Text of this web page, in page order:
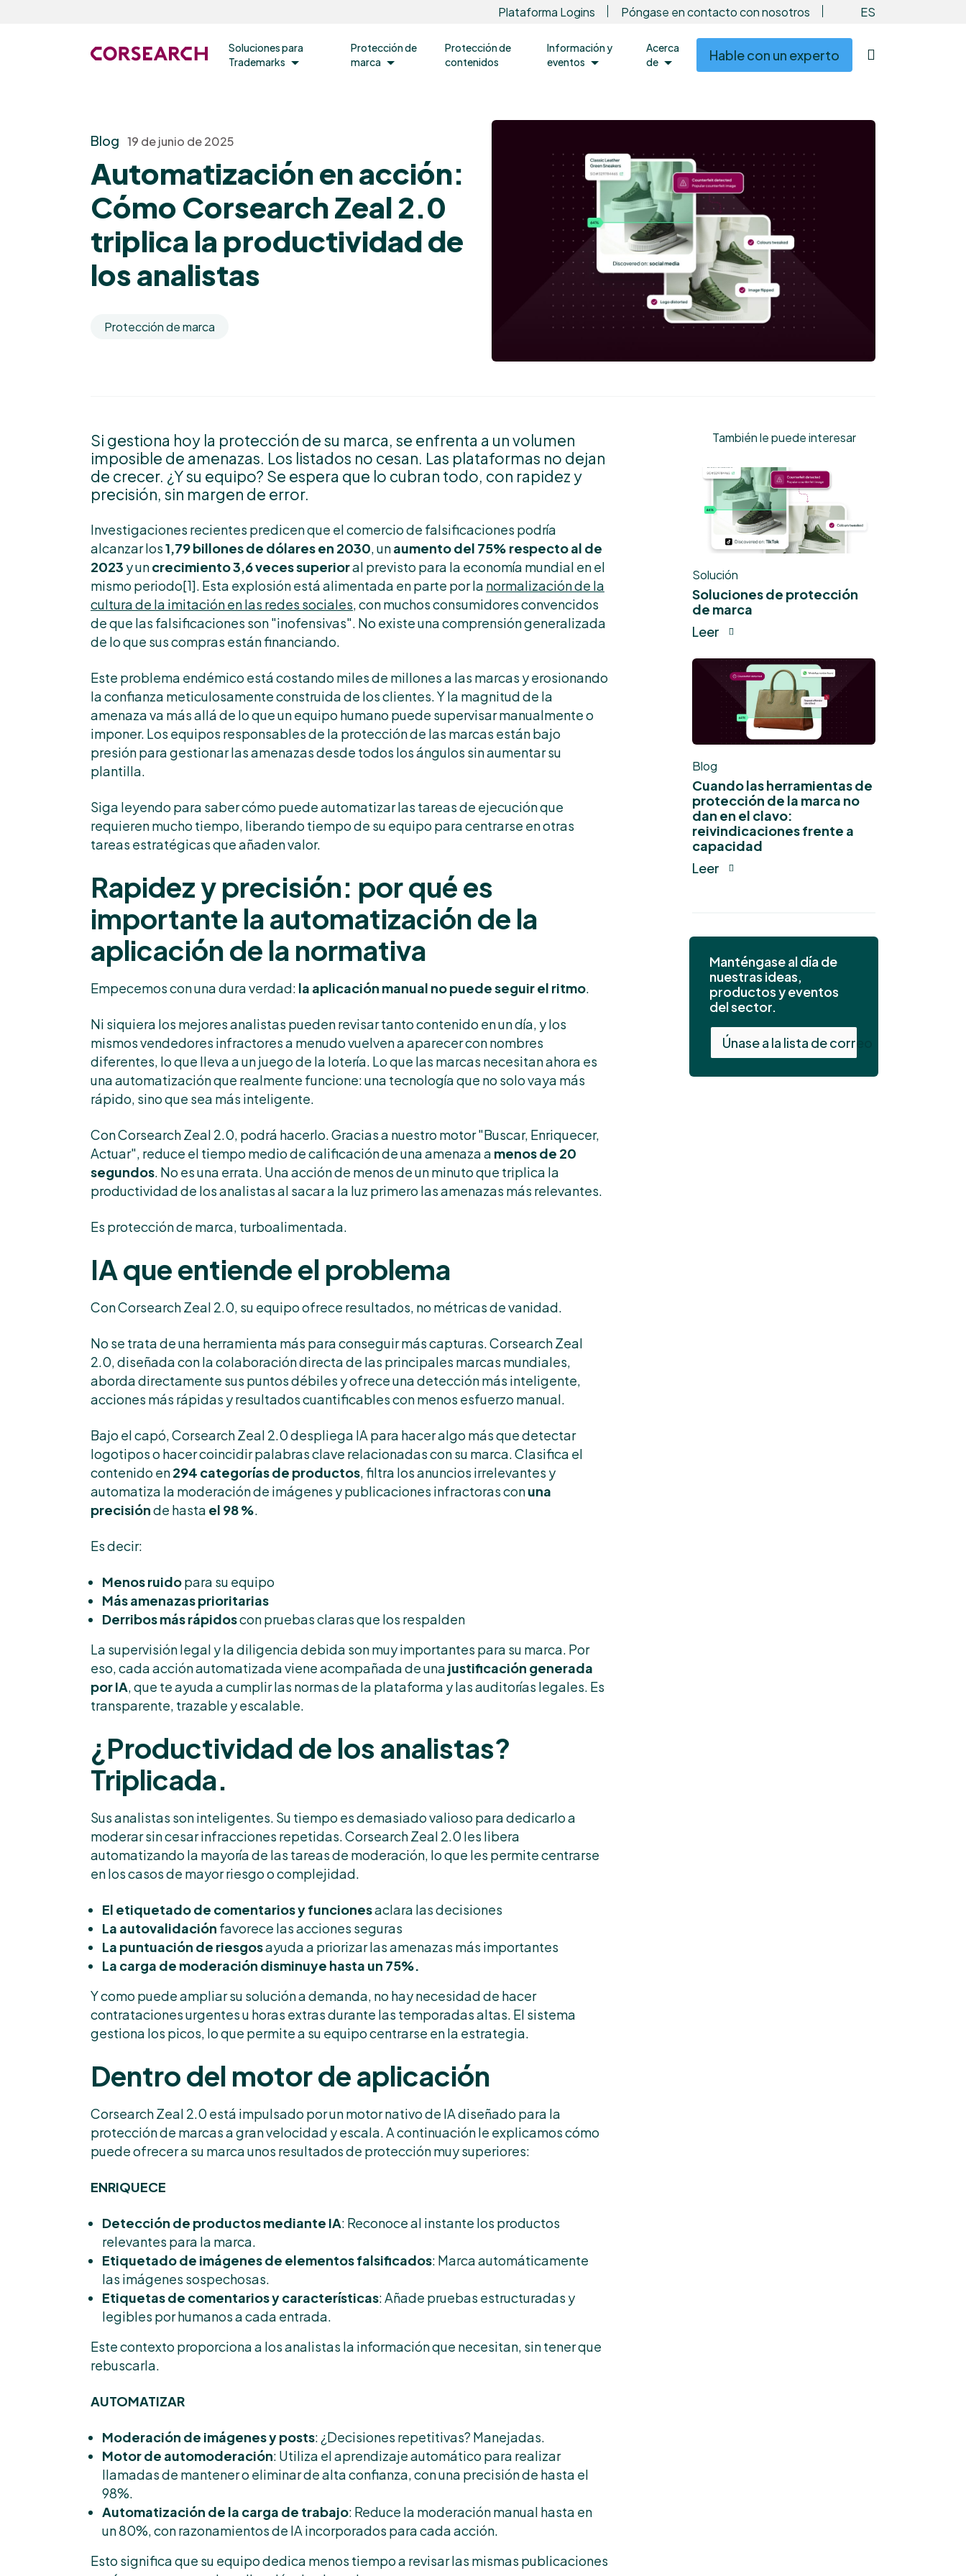
Plataforma Logins Póngase en contacto con nosotros ES
Soluciones para
Trademarks
Protección de
marca
Protección de
contenidos
Información y
eventos
Acerca
de
Hable con un experto
Blog 19 de junio de 2025
Automatización en acción:
Cómo Corsearch Zeal 2.0
triplica la productividad de
los analistas
Protección de marca
Si gestiona hoy la protección de su marca, se enfrenta a un volumen
imposible de amenazas. Los listados no cesan. Las plataformas no dejan
de crecer. ¿Y su equipo? Se espera que lo cubran todo, con rapidez y
precisión, sin margen de error.
Investigaciones recientes predicen que el comercio de falsificaciones podría
alcanzar los1,79 billones de dólares en 2030, unaumento del 75% respecto al de
2023 y uncrecimiento 3,6 veces superioral previsto para la economía mundial en el
mismo periodo[1]. Esta explosión está alimentada en parte por la normalización de la
cultura de la imitación en las redes sociales, con muchos consumidores convencidos
de que las falsificaciones son "inofensivas". No existe una comprensión generalizada
de lo que sus compras están financiando.
Este problema endémico está costando miles de millones a las marcas y erosionando
la confianza meticulosamente construida de los clientes. Y la magnitud de la
amenaza va más allá de lo que un equipo humano puede supervisar manualmente o
imponer. Los equipos responsables de la protección de las marcas están bajo
presión para gestionar las amenazas desde todos los ángulos sin aumentar su
plantilla.
Siga leyendo para saber cómo puede automatizar las tareas de ejecución que
requieren mucho tiempo, liberando tiempo de su equipo para centrarse en otras
tareas estratégicas que añaden valor.
Rapidez y precisión: por qué es
importante la automatización de la
aplicación de la normativa
Empecemos con una dura verdad: la aplicación manual no puede seguir el ritmo.
Ni siquiera los mejores analistas pueden revisar tanto contenido en un día, y los
mismos vendedores infractores a menudo vuelven a aparecer con nombres
diferentes, lo que lleva a un juego de la lotería. Lo que las marcas necesitan ahora es
una automatización que realmente funcione: una tecnología que no solo vaya más
rápido, sino que sea más inteligente.
Con Corsearch Zeal 2.0, podrá hacerlo. Gracias a nuestro motor "Buscar, Enriquecer,
Actuar", reduce el tiempo medio de calificación de una amenaza a menos de 20
segundos. No es una errata. Una acción de menos de un minuto que triplica la
productividad de los analistas al sacar a la luz primero las amenazas más relevantes.
Es protección de marca, turboalimentada.
IA que entiende el problema
Con Corsearch Zeal 2.0, su equipo ofrece resultados, no métricas de vanidad.
No se trata de una herramienta más para conseguir más capturas. Corsearch Zeal
2.0, diseñada con la colaboración directa de las principales marcas mundiales,
aborda directamente sus puntos débiles y ofrece una detección más inteligente,
acciones más rápidas y resultados cuantificables con menos esfuerzo manual.
Bajo el capó, Corsearch Zeal 2.0 despliega IA para hacer algo más que detectar
logotipos o hacer coincidir palabras clave relacionadas con su marca. Clasifica el
contenido en294 categorías de productos, filtra los anuncios irrelevantes y
automatiza la moderación de imágenes y publicaciones infractoras conuna
precisiónde hasta el 98 %.
Es decir:
Menos ruidopara su equipo
Más amenazas prioritarias
Derribos más rápidoscon pruebas claras que los respalden
La supervisión legal y la diligencia debida son muy importantes para su marca. Por
eso, cada acción automatizada viene acompañada de una justificación generada
por IA, que te ayuda a cumplir las normas de la plataforma y las auditorías legales. Es
transparente, trazable y escalable.
¿Productividad de los analistas?
Triplicada.
Sus analistas son inteligentes. Su tiempo es demasiado valioso para dedicarlo a
moderar sin cesar infracciones repetidas. Corsearch Zeal 2.0 les libera
automatizando la mayoría de las tareas de moderación, lo que les permite centrarse
en los casos de mayor riesgo o complejidad.
El etiquetado de comentarios y funcionesaclara las decisiones
La autovalidación favorece las acciones seguras
La puntuación de riesgosayuda a priorizar las amenazas más importantes
La carga de moderación disminuye hasta un 75%.
Y como puede ampliar su solución a demanda, no hay necesidad de hacer
contrataciones urgentes u horas extras durante las temporadas altas. El sistema
gestiona los picos, lo que permite a su equipo centrarse en la estrategia.
Dentro del motor de aplicación
Corsearch Zeal 2.0 está impulsado por un motor nativo de IA diseñado para la
protección de marcas a gran velocidad y escala. A continuación le explicamos cómo
puede ofrecer a su marca unos resultados de protección muy superiores:
ENRIQUECE
Detección de productos mediante IA: Reconoce al instante los productos
relevantes para la marca.
Etiquetado de imágenes de elementos falsificados: Marca automáticamente
las imágenes sospechosas.
Etiquetas de comentarios y características: Añade pruebas estructuradas y
legibles por humanos a cada entrada.
Este contexto proporciona a los analistas la información que necesitan, sin tener que
rebuscarla.
AUTOMATIZAR
Moderación de imágenes y posts: ¿Decisiones repetitivas? Manejadas.
Motor de automoderación: Utiliza el aprendizaje automático para realizar
llamadas de mantener o eliminar de alta confianza, con una precisión de hasta el
98%.
Automatización de la carga de trabajo: Reduce la moderación manual hasta en
un 80%, con razonamientos de IA incorporados para cada acción.
Esto significa que su equipo dedica menos tiempo a revisar las mismas publicaciones
También le puede interesar
Solución
Soluciones de protección
de marca
Leer
Blog
Cuando las herramientas de
protección de la marca no
dan en el clavo:
reivindicaciones frente a
capacidad
Leer
Manténgase al día de
nuestras ideas,
productos y eventos
del sector.
Únase a la lista de correo